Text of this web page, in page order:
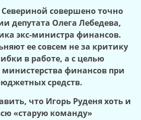
совершено точно
депутата Олега Лебедева,
экс-министра финансов.
ее совсем не за критику
в работе, а с целью
финансов при
средств.
что Игорь Руденя хоть и
«старую команду»